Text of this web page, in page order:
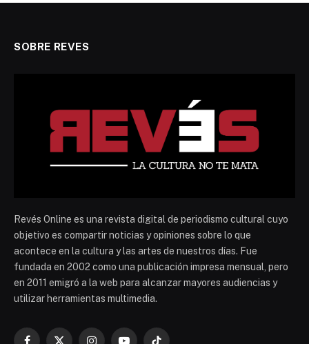
SOBRE REVES
Revés Online es una revista digital de periodismo cultural cuyo
objetivo es compartir noticias y opiniones sobre lo que
acontece en la cultura y las artes de nuestros días. Fue
fundada en 2002 como una publicación impresa mensual, pero
en 2011 emigró a la web para alcanzar mayores audiencias y
utilizar herramientas multimedia.